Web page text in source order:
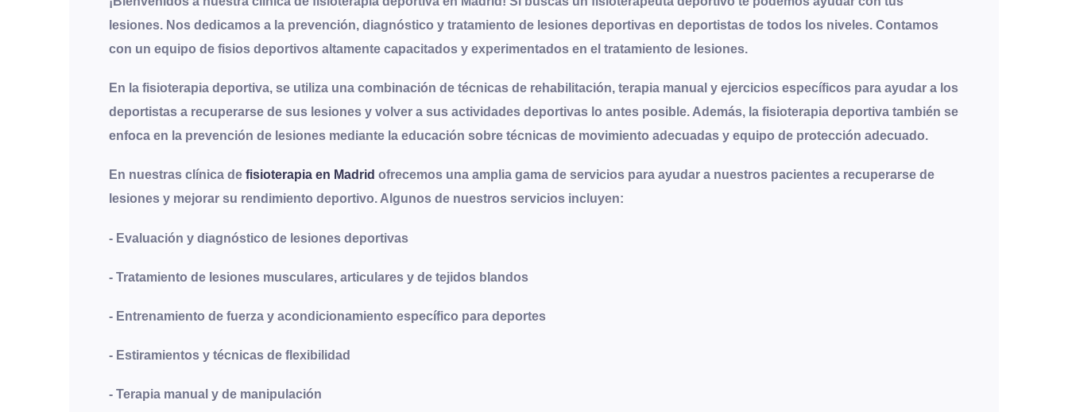
lesiones. Nos dedicamos a la prevención, diagnóstico y tratamiento de lesiones deportivas en deportistas de todos los niveles. Contamos
con un equipo de fisios deportivos altamente capacitados y experimentados en el tratamiento de lesiones.
En la fisioterapia deportiva, se utiliza una combinación de técnicas de rehabilitación, terapia manual y ejercicios específicos para ayudar a los
deportistas a recuperarse de sus lesiones y volver a sus actividades deportivas lo antes posible. Además, la fisioterapia deportiva también se
enfoca en la prevención de lesiones mediante la educación sobre técnicas de movimiento adecuadas y equipo de protección adecuado.
En nuestras clínica de fisioterapia en Madrid ofrecemos una amplia gama de servicios para ayudar a nuestros pacientes a recuperarse de
lesiones y mejorar su rendimiento deportivo. Algunos de nuestros servicios incluyen:
- Evaluación y diagnóstico de lesiones deportivas
- Tratamiento de lesiones musculares, articulares y de tejidos blandos
- Entrenamiento de fuerza y acondicionamiento específico para deportes
- Estiramientos y técnicas de flexibilidad
- Terapia manual y de manipulación